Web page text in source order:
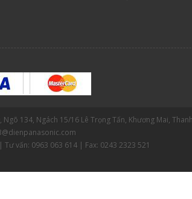
Ngõ 134, Ngách 15/16 Lê Trọng Tấn, Khương Mai,
vấn: 0963 063 614 | Fax: 0243 2323 521